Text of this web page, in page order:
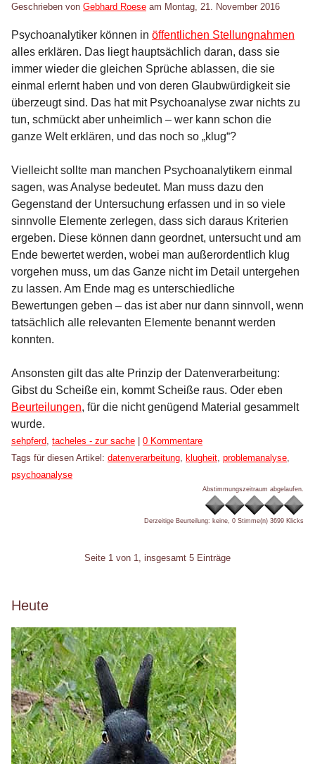
Geschrieben von Gebhard Roese am Montag, 21. November 2016
Psychoanalytiker können in öffentlichen Stellungnahmen
alles erklären. Das liegt hauptsächlich daran, dass sie
immer wieder die gleichen Sprüche ablassen, die sie
einmal erlernt haben und von deren Glaubwürdigkeit sie
überzeugt sind. Das hat mit Psychoanalyse zwar nichts zu
tun, schmückt aber unheimlich – wer kann schon die
ganze Welt erklären, und das noch so „klug“?
Vielleicht sollte man manchen Psychoanalytikern einmal
sagen, was Analyse bedeutet. Man muss dazu den
Gegenstand der Untersuchung erfassen und in so viele
sinnvolle Elemente zerlegen, dass sich daraus Kriterien
ergeben. Diese können dann geordnet, untersucht und am
Ende bewertet werden, wobei man außerordentlich klug
vorgehen muss, um das Ganze nicht im Detail untergehen
zu lassen. Am Ende mag es unterschiedliche
Bewertungen geben – das ist aber nur dann sinnvoll, wenn
tatsächlich alle relevanten Elemente benannt werden
konnten.
Ansonsten gilt das alte Prinzip der Datenverarbeitung:
Gibst du Scheiße ein, kommt Scheiße raus. Oder eben
Beurteilungen, für die nicht genügend Material gesammelt
wurde.
Kategorien:
sehpferd tacheles - zur sache | 0 Kommentare
Tags für diesen Artikel: datenverarbeitung klugheit problemanalyse
psychoanalyse
Abstimmungszeitraum abgelaufen.
Derzeitige Beurteilung: keine, 0 Stimme(n) 3699 Klicks
Seite 1 von 1, insgesamt 5 Einträge
Seitenleiste
Heute